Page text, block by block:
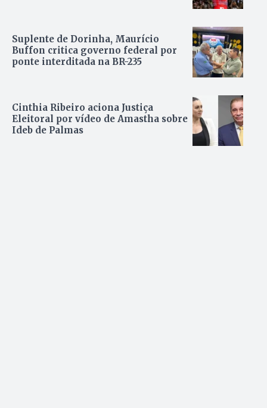
Suplente de Dorinha, Maurício
Buffon critica governo federal por
ponte interditada na BR-235
Cinthia Ribeiro aciona Justiça
Eleitoral por vídeo de Amastha sobre
Ideb de Palmas